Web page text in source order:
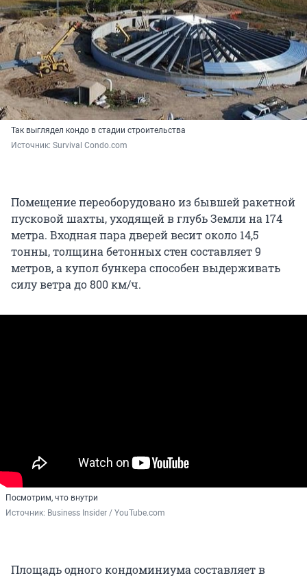
Так выглядел кондо в стадии строительства
Источник: Survival Condo.сom
Помещение переоборудовано из бывшей ракетной
пусковой шахты, уходящей в глубь Земли на 174
метра. Входная пара дверей весит около 14,5
тонны, толщина бетонных стен составляет 9
метров, а купол бункера способен выдерживать
силу ветра до 800 км/ч.
Посмотрим, что внутри
Источник: Business Insider / YouTube.com
Площадь одного кондоминиума составляет в